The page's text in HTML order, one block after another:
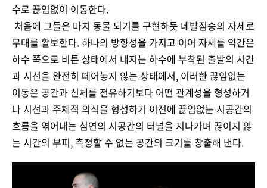
수로 끊임없이 이동한다.
처음에 그들은 마치 동물 되기를 구현하듯 네발짐승의 자세로
무대를 활보한다. 하나의 방향성을 가지고 이어 자세를 약간은
하수 쪽으로 비튼 상태에서 내지는 하수에 부착된 출발의 시간
과 시선을 완전히 떼어놓지 않는 상태에서, 이러한 끊임없는
이동은 공간과 신체를 전유하기보다 어떤 관계성을 형성하거
나 시선과 주체적 의식을 형성하기 이전에 끊임없는 시공간의
흐름을 엮어내는 심연의 시공간의 터널을 지나가며 끊이지 않
는 시간의 부피, 측정할 수 없는 공간의 크기를 창출해 낸다.